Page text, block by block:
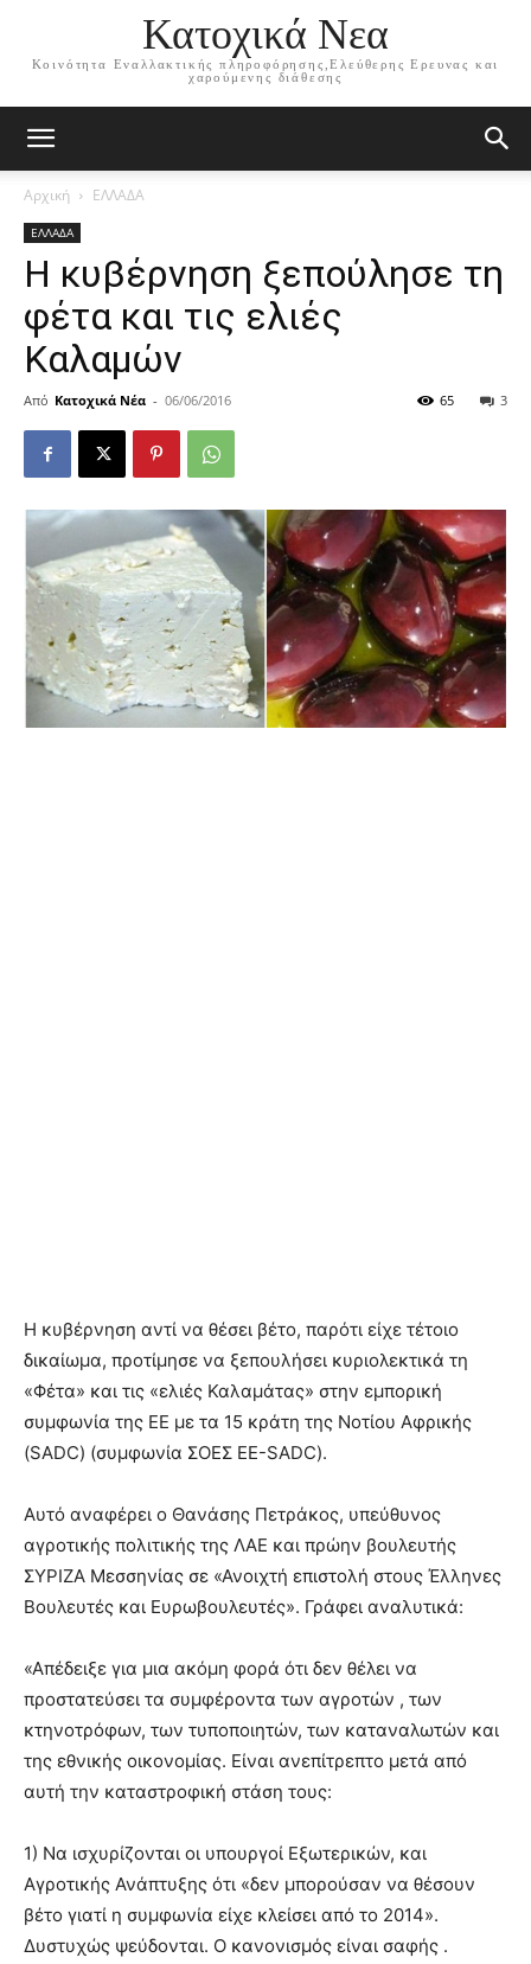
Κατοχικά Νεα
Κοινότητα Εναλλακτικής πληροφόρησης,Ελεύθερης Ερευνας και
χαρούμενης διάθεσης
Αρχική ΕΛΛΑΔΑ
ΕΛΛΑΔΑ
Η κυβέρνηση ξεπούλησε τη
φέτα και τις ελιές
Καλαμών
Από Κατοχικά Νέα - 06/06/2016 3
65
Η κυβέρνηση αντί να θέσει βέτο, παρότι είχε τέτοιο
δικαίωμα, προτίμησε να ξεπουλήσει κυριολεκτικά τη
«Φέτα» και τις «ελιές Καλαμάτας» στην εμπορική
συμφωνία της ΕΕ με τα 15 κράτη της Νοτίου Αφρικής
(SADC) (συμφωνία ΣΟΕΣ ΕΕ-SADC).
Αυτό αναφέρει ο Θανάσης Πετράκος, υπεύθυνος
αγροτικής πολιτικής της ΛΑΕ και πρώην βουλευτής
ΣΥΡΙΖΑ Μεσσηνίας σε «Ανοιχτή επιστολή στους Έλληνες
Βουλευτές και Ευρωβουλευτές». Γράφει αναλυτικά:
«Απέδειξε για μια ακόμη φορά ότι δεν θέλει να
προστατεύσει τα συμφέροντα των αγροτών , των
κτηνοτρόφων, των τυποποιητών, των καταναλωτών και
της εθνικής οικονομίας. Είναι ανεπίτρεπτο μετά από
αυτή την καταστροφική στάση τους:
1) Να ισχυρίζονται οι υπουργοί Εξωτερικών, και
Αγροτικής Ανάπτυξης ότι «δεν μπορούσαν να θέσουν
βέτο γιατί η συμφωνία είχε κλείσει από το 2014».
Δυστυχώς ψεύδονται. Ο κανονισμός είναι σαφής .